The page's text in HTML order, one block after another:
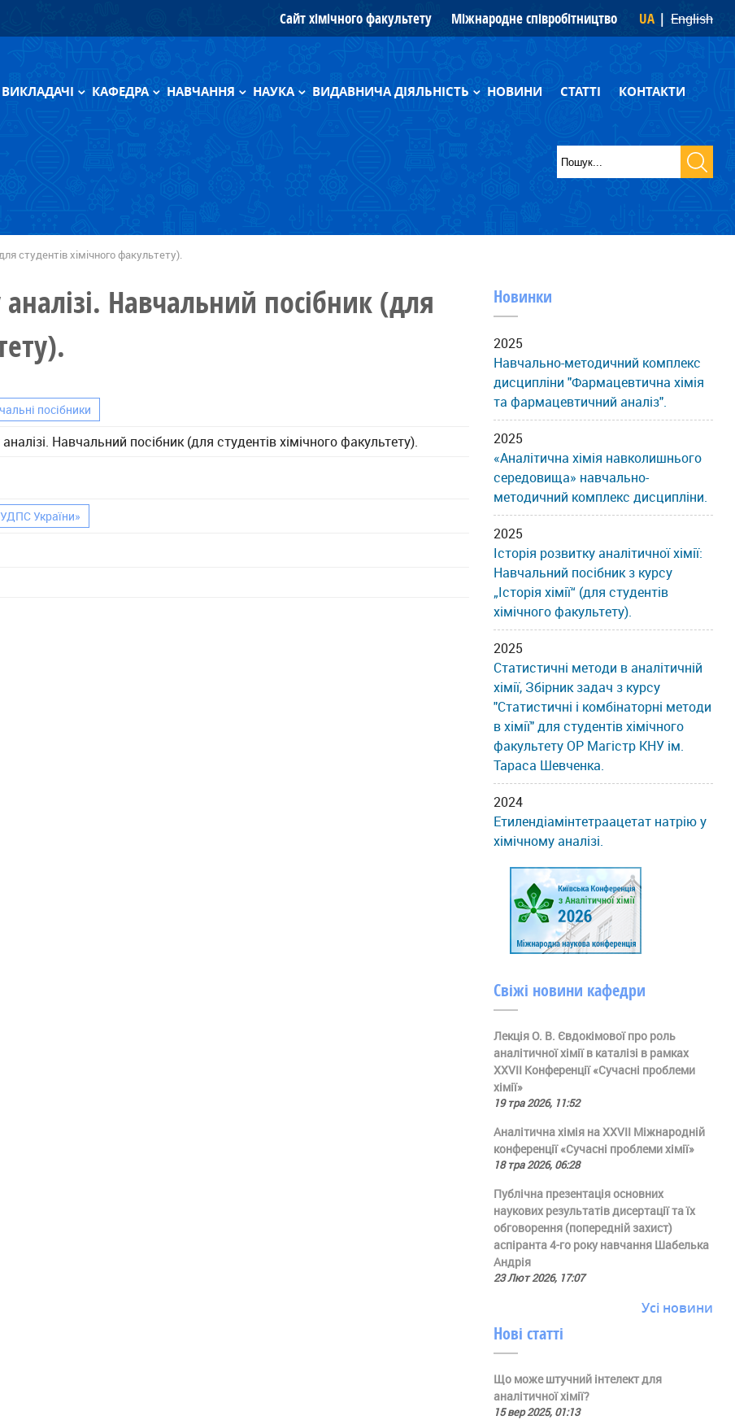
UA English
Сайт хімічного факультету Міжнародне співробітництво
ВИКЛАДАЧІ
КАФЕДРА
Фотогалерея
Спонсори
НАВЧАННЯ
НАУКА
ВИДАВНИЧА ДІЯЛЬНІСТЬ
НОВИНИ СТАТТІ КОНТАКТИ
Пошукова
Пошук
студентів хімічного факультету).
Навчальний посібник (для
посібники
Навчальний посібник (для студентів хімічного факультету).
України»
Новинки
2025
Навчально-методичний комплекс
дисципліни "Фармацевтична хімія
та фармацевтичний аналіз".
2025
«Аналітична хімія навколишнього
середовища» навчально-
методичний комплекс дисципліни.
2025
Історія розвитку аналітичної хімії:
Навчальний посібник з курсу
„Історія хімії“ (для студентів
хімічного факультету).
2025
Статистичні методи в аналітичній
хімії, Збірник задач з курсу
"Статистичні і комбінаторні методи
в хімії" для студентів хімічного
факультету ОР Магістр КНУ ім.
Тараса Шевченка.
2024
Етилендіамінтетраацетат натрію у
хімічному аналізі.
Свіжі новини кафедри
Лекція О. В. Євдокімової про роль
аналітичної хімії в каталізі в рамках
ХХVII Конференції «Сучасні проблеми
хімії»
19 тра 2026, 11:52
Аналітична хімія на ХХVII Міжнародній
конференції «Сучасні проблеми хімії»
18 тра 2026, 06:28
Публічна презентація основних
наукових результатів дисертації та їх
обговорення (попередній захист)
аспіранта 4-го року навчання Шабелька
Андрія
23 Лют 2026, 17:07
Усі новини
Нові статті
Що може штучний інтелект для
аналітичної хімії?
15 вер 2025, 01:13